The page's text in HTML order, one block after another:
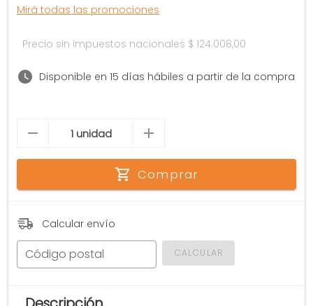
Mirá todas las promociones
Precio sin impuestos nacionales $ 124.008,00
Disponible en 15 días hábiles a partir de la compra
Comprar
Calcular envío
Código postal CALCULAR